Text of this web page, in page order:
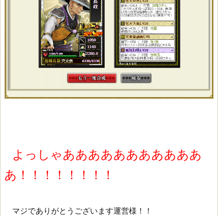
よっしゃあああああああああああ
あ！！！！！！！！
マジでありがとうございます運営様！！